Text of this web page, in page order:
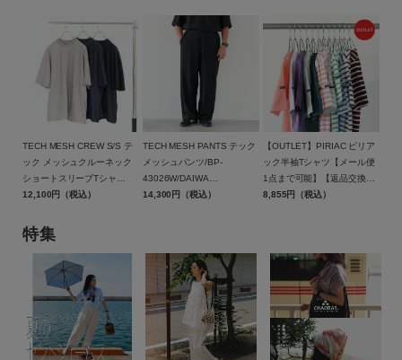
TECH MESH CREW S/S テ
ック メッシュクルーネック
ショートスリーブTシャ
ツ/BE-40026W/DAIWA
12,100円（税込）
TECH MESH PANTS テック
メッシュパンツ/BP-
43026W/DAIWA
PIER39（ダイワ ピア39）
14,300円（税込）
【OUTLET】PIRIAC ピリア
ック半袖Tシャツ【メール便
1点まで可能】【返品交換不
可】/SAINT JAMES（セント
8,855円（税込）
特集